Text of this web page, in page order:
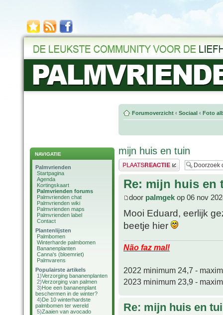
NAVIGATIE
Palmvrienden
Startpagina
Agenda
Kortingskaart
Palmvrienden forums
Palmvrienden chat
Palmvrienden wiki
Palmvrienden maps
Palmvrienden label
Contact
Plantenlijsten
Palmbomen
Winterharde palmbomen
Bananenplanten
Canna's (bloemriet)
Palmvarens
Populairste artikels
1)Verzorging bananenplanten
2)Verzorging van palmen
3)Hoe een bananenplant
beschermen in de winter?
4)De 10 winterhardste
palmbomen ter wereld
5)Zaaien van avocado
Forumoverzicht ‹ Sociaal ‹ Foto
mijn huis en tuin
Plaats een reactie
Re: mijn huis en
door palmgek op 06 nov
Mooi Eduard, eerlijk
beetje hier
Não faz mal!
2022 minimum 24,7 -
2023 minimum 23,9 -
Re: mijn huis en